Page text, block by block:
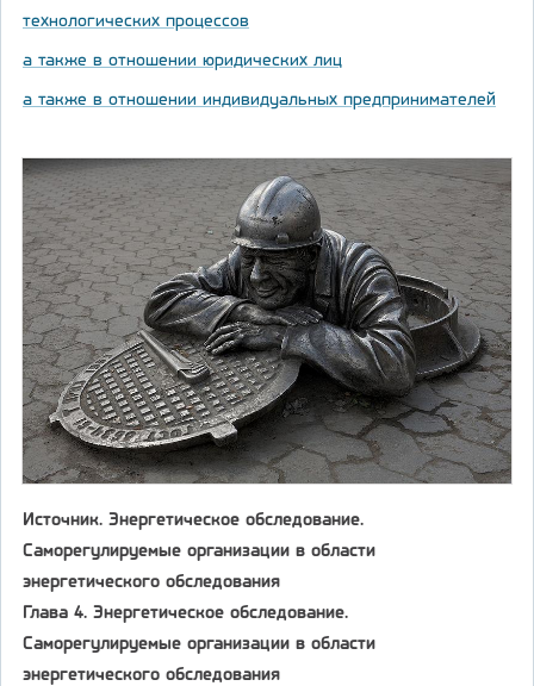
технологических процессов
а также в отношении юридических лиц
а также в отношении индивидуальных предпринимателей
Источник. Энергетическое обследование.
Саморегулируемые организации в области
энергетического обследования
Глава 4. Энергетическое обследование.
Саморегулируемые организации в области
энергетического обследования